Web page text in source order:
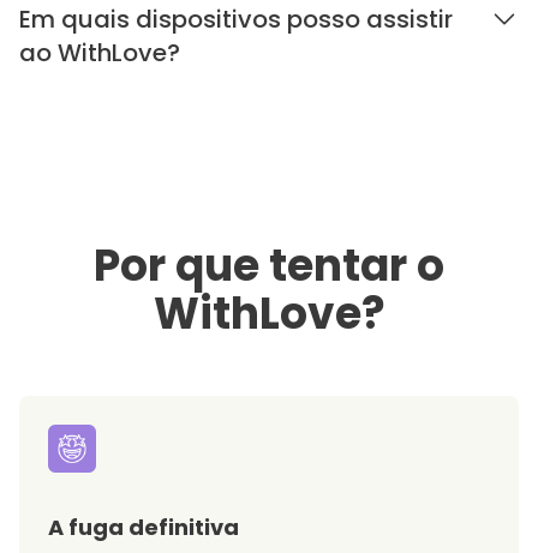
Em quais dispositivos posso assistir
ao WithLove?
Por que tentar o
WithLove?
A fuga definitiva